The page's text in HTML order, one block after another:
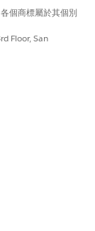
個商標屬於其個別
Floor, San